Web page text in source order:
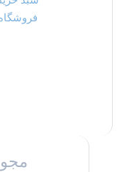
فروشگاه